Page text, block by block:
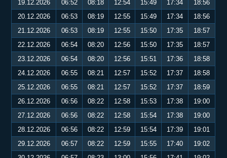
19.12.2026
06:52 08:18 12:54 15:49 17:34
18:56
20.12.2026
06:53 08:19 12:55 15:49 17:34
18:56
21.12.2026
06:53 08:19 12:55 15:50 17:35
18:57
22.12.2026
06:54 08:20 12:56 15:50 17:35
18:57
23.12.2026
06:54 08:20 12:56 15:51 17:36
18:58
24.12.2026
06:55 08:21 12:57 15:52 17:37
18:58
25.12.2026
06:55 08:21 12:57 15:52 17:37
18:59
26.12.2026
06:56 08:22 12:58 15:53 17:38
19:00
27.12.2026
06:56 08:22 12:58 15:54 17:38
19:00
28.12.2026
06:56 08:22 12:59 15:54 17:39
19:01
29.12.2026
06:57 08:22 12:59 15:55 17:40
19:02